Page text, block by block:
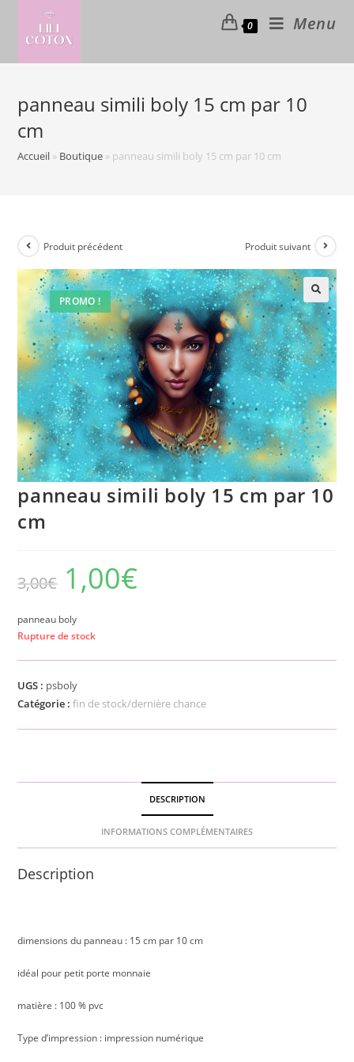
content
0 Menu
panneau simili boly 15 cm par 10
cm
Accueil » Boutique » panneau simili boly 15 cm par 10 cm
PROMO !
Produit précédent Produit suivant
🔍
panneau simili boly 15 cm par 10
cm
3,00€ 1,00€
panneau boly
Rupture de stock
UGS : psboly
Catégorie :fin de stock/dernière chance
DESCRIPTION
INFORMATIONS COMPLÉMENTAIRES
Description
dimensions du panneau : 15 cm par 10 cm
idéal pour petit porte monnaie
matière : 100 % pvc
Type d’impression : impression numérique